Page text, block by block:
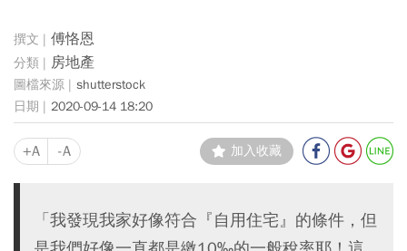
傅恪恩
房地產
shutterstock
2020-09-14 18:20
+A -A 加入收藏
「我發現我家好像符合『自用住宅』的條件，但